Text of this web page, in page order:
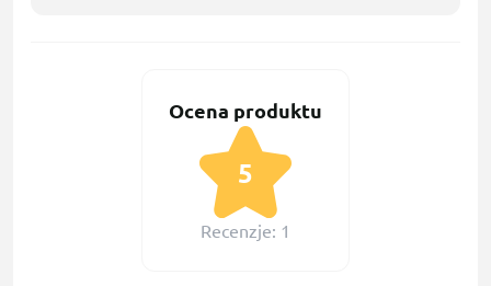
Ocena produktu
5
Recenzje: 1